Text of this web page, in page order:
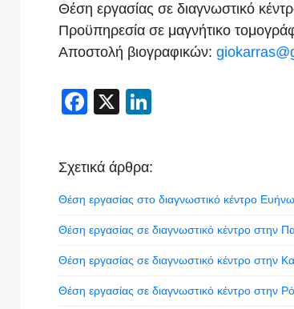
Θέση εργασίας σε διαγνωστικό
Προϋπηρεσία σε μαγνήτικο
Αποστολή βιογραφικών:
Facebook
X
Σχετικά άρθρα:
Θέση εργασίας στο διαγνωστικό κέντρο
Θέση εργασίας σε διαγνωστικό κέντρο στην
Θέση εργασίας σε διαγνωστικό κέντρο στην
Θέση εργασίας σε διαγνωστικό κέντρο στην